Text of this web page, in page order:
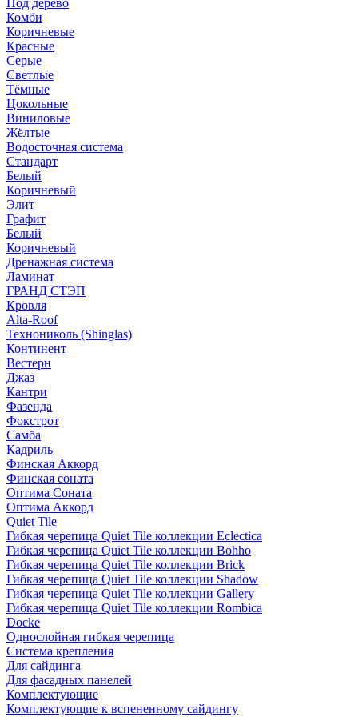
Под дерево
Комби
Коричневые
Красные
Серые
Светлые
Тёмные
Цокольные
Виниловые
Жёлтые
Водосточная система
Стандарт
Белый
Коричневый
Элит
Графит
Белый
Коричневый
Дренажная система
Ламинат
ГРАНД СТЭП
Кровля
Alta-Roof
Технониколь (Shinglas)
Континент
Вестерн
Джаз
Кантри
Фазенда
Фокстрот
Самба
Кадриль
Финская Аккорд
Финская соната
Оптима Соната
Оптима Аккорд
Quiet Tile
Гибкая черепица Quiet Tile коллекции Eclectica
Гибкая черепица Quiet Tile коллекции Bohho
Гибкая черепица Quiet Tile коллекции Brick
Гибкая черепица Quiet Tile коллекции Shadow
Гибкая черепица Quiet Tile коллекции Gallery
Гибкая черепица Quiet Tile коллекции Rombica
Docke
Однослойная гибкая черепица
Система крепления
Для сайдинга
Для фасадных панелей
Комплектующие
Комплектующие к вспененному сайдингу